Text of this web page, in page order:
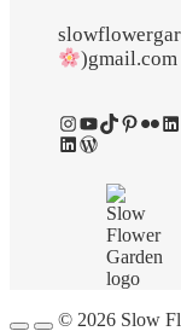
)gmail.com
Instagram
YouTube
TikTok
Pinterest
Flickr
LinkedIn
WordPress
© 2026 Slow